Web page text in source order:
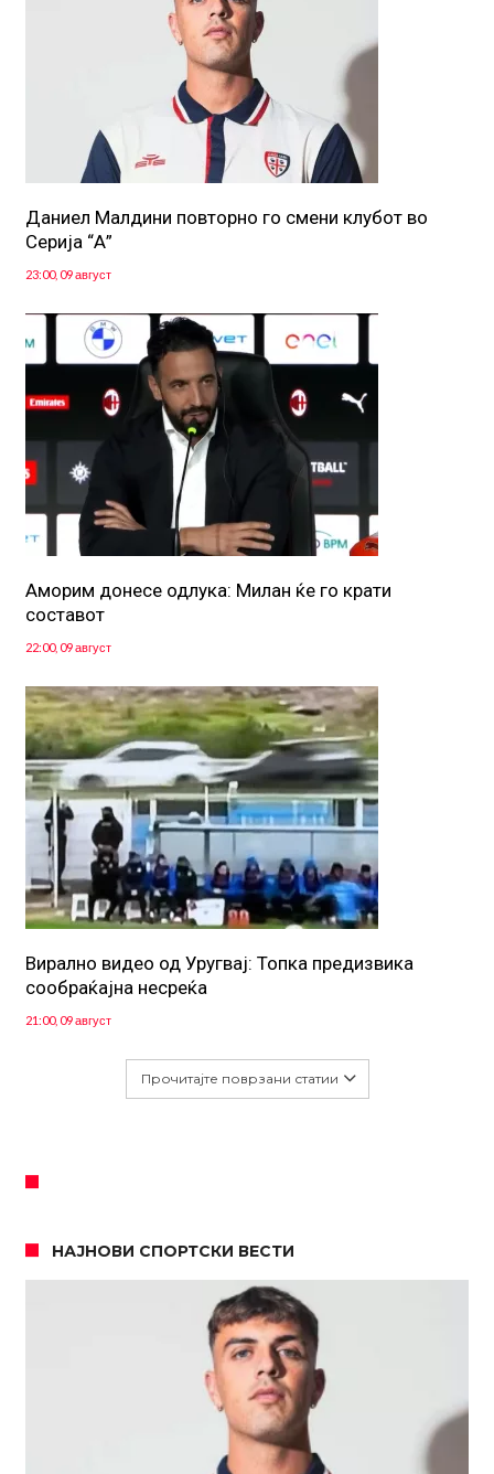
Даниел Малдини повторно го смени клубот во
Серија “А”
23:00, 09 август
Аморим донесе одлука: Милан ќе го крати
составот
22:00, 09 август
Вирално видео од Уругвај: Топка предизвика
сообраќајна несреќа
21:00, 09 август
Прочитајте поврзани статии
НАЈНОВИ СПОРТСКИ ВЕСТИ